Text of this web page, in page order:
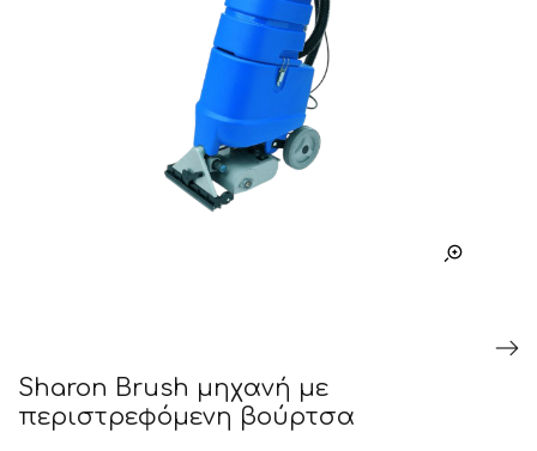
Sharon Brush µηχανή µε
περιστρεφόµενη βούρτσα